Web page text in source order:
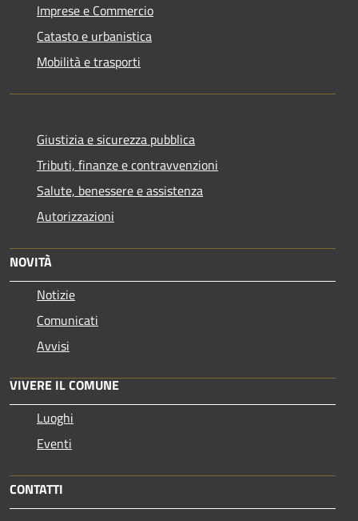
Imprese e Commercio
Catasto e urbanistica
Mobilità e trasporti
Giustizia e sicurezza pubblica
Tributi, finanze e contravvenzioni
Salute, benessere e assistenza
Autorizzazioni
NOVITÀ
Notizie
Comunicati
Avvisi
VIVERE IL COMUNE
Luoghi
Eventi
CONTATTI